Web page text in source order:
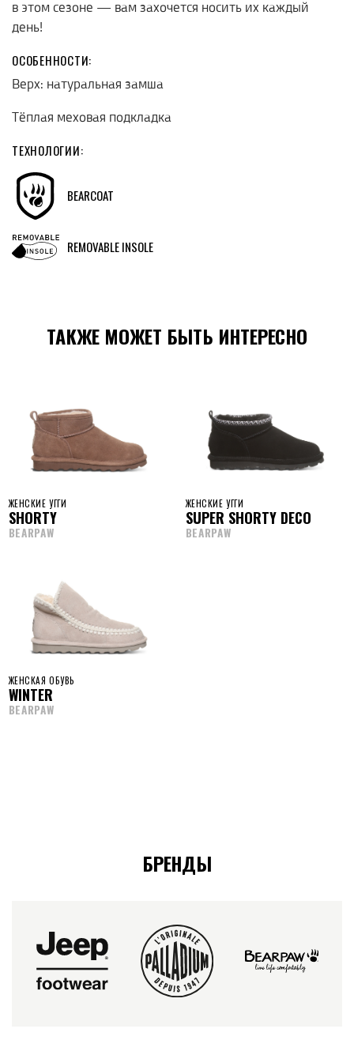
в этом сезоне — вам захочется носить их каждый
день!
ОСОБЕННОСТИ:
Верх: натуральная замша
Тёплая меховая подкладка
ТЕХНОЛОГИИ:
BEARCOAT
REMOVABLE INSOLE
ТАКЖЕ МОЖЕТ БЫТЬ ИНТЕРЕСНО
ЖЕНСКИЕ УГГИ
SHORTY
BEARPAW
ЖЕНСКИЕ УГГИ
SUPER SHORTY DECO
BEARPAW
ЖЕНСКАЯ ОБУВЬ
WINTER
BEARPAW
БРЕНДЫ